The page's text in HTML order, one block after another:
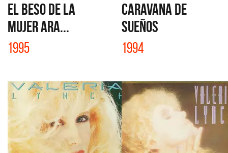
EL BESO DE LA
MUJER ARA...
1995
CARAVANA DE
SUEÑOS
1994